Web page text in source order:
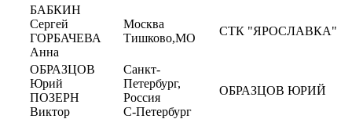
БАБКИН
Сергей
ГОРБАЧЕВА
Анна
Москва
Тишково,МО
СТК "ЯРОСЛАВКА"
ОБРАЗЦОВ
Юрий
ПОЗЕРН
Виктор
Санкт-
Петербург,
Россия
С-Петербург
ОБРАЗЦОВ ЮРИЙ